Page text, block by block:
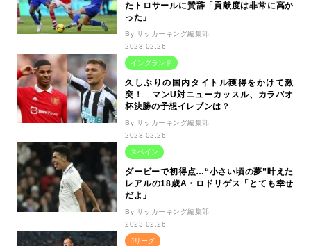
たトロサールに賛辞「貢献度は非常に高か
った」
By サッカーキング編集部
2023.02.26
イングランド
久しぶりの国内タイトル獲得をかけて激
突！ マンU対ニューカッスル、カラバオ
杯決勝の予想イレブンは？
By サッカーキング編集部
2023.02.26
スペイン
ダービーで初得点…“小さい頃の夢”叶えた
レアルの18歳A・ロドリゲス「とても幸せ
だよ」
By サッカーキング編集部
2023.02.26
Jリーグ